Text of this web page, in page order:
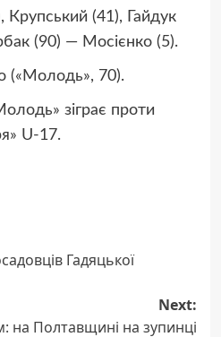
Крупський (41), Гайдук
(90) — Мосієнко (5).
(«Молодь», 70).
зіграє проти
U-17.
Гадяцької
Next:
на Полтавщині на зупинці